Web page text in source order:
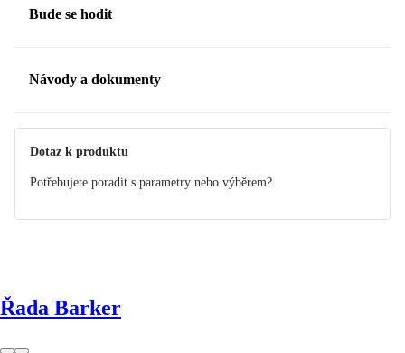
Bude se hodit
Návody a dokumenty
Dotaz k produktu
Potřebujete poradit s parametry nebo výběrem?
Řada Barker